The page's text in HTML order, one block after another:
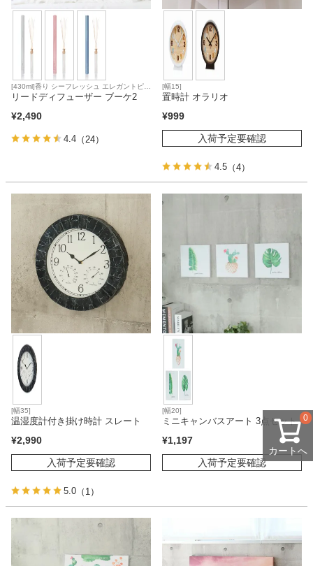
[430ml]香り シーフレッシュ エレガントピオ
ニー クリーンリネン
リードディフューザー ブーケ2
¥2,490
4.4 （24）
[幅15]
置時計 オラリオ
¥999
入荷予定要確認
4.5 （4）
[幅35]
温湿度計付き掛け時計 スレート
¥2,990
入荷予定要確認
5.0 （1）
[幅20]
ミニキャンバスアート 3点セット
¥1,197
入荷予定要確認
カートへ
0